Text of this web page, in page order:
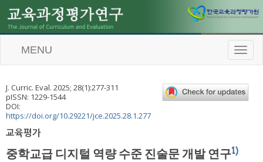
T
o
l
e
MENU
J. Curric. Eval. 2025; 28(1):277-311
pISSN: 1229-1544
DOI:
https://doi.org/10.29221/jce.2025.28.1.277
교육평가
중학교급 디지털 역량 수준 진술문 개발 연구1)